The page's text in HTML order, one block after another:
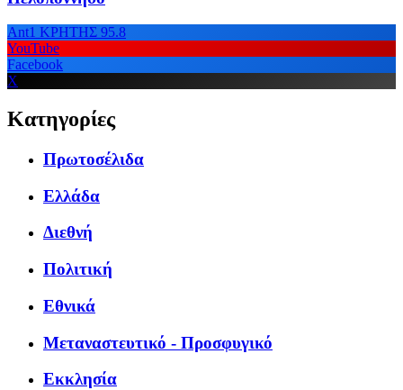
Ant1 ΚΡΗΤΗΣ 95.8
YouTube
Facebook
X
Κατηγορίες
Πρωτοσέλιδα
Ελλάδα
Διεθνή
Πολιτική
Εθνικά
Μεταναστευτικό - Προσφυγικό
Εκκλησία